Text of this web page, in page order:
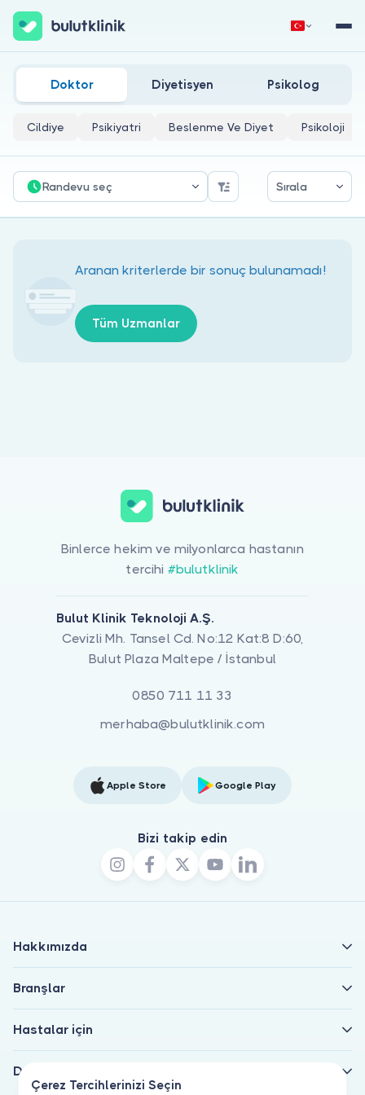
Hastalar için
Doktorlar için
Hemen Kaydol Giriş Yap
Bayburt Tıbbi Biyokimya Doktorları
Doktor Diyetisyen Psikolog
Cildiye Psikiyatri Beslenme Ve Diyet Psikoloji
Randevu seç Sırala
Aranan kriterlerde bir sonuç bulunamadı!
Tüm Uzmanlar
Çerez Tercihlerinizi Seçin
Binlerce hekim ve milyonlarca hastanın
tercihi #bulutklinik
Bulut Klinik Teknoloji A.Ş.
Cevizli Mh. Tansel Cd. No:12 Kat:8 D:60,
Bulut Plaza Maltepe / İstanbul
0850 711 11 33
merhaba@bulutklinik.com
Apple Store Google Play
Bizi takip edin
Hakkımızda
Branşlar
Hastalar için
Doktorlar için